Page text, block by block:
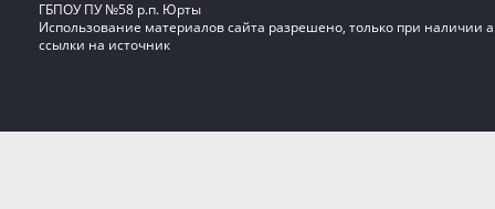
ГБПОУ ПУ №58 р.п. Юрты
Использование материалов сайта разрешено, только при наличии
ссылки на источник